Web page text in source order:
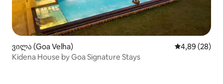
ვილა (Goa Velha) საშუალო
4,89 (28)
Kidena House by Goa Signature Stays